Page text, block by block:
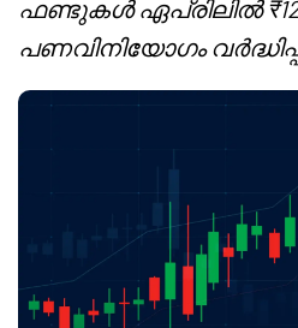
ഫണ്ടുകൾ ഏപ്രിലിൽ
പണവിനിയോഗം